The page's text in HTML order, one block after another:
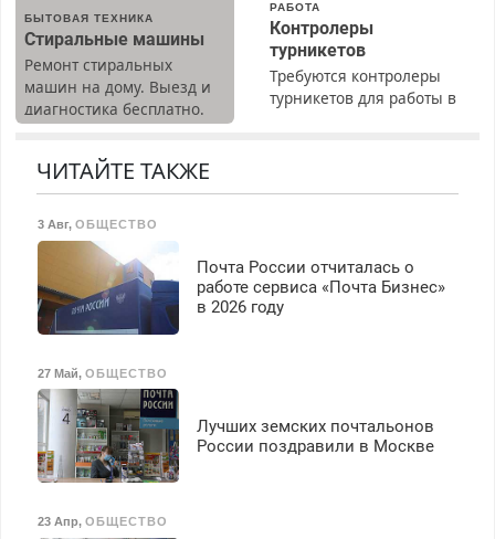
БЫТОВАЯ ТЕХНИКА
Стиральные машины
Ремонт стиральных
машин на дому. Выезд и
диагностика бесплатно.
РАБОТА
Контролеры
турникетов
Требуются контролеры
турникетов для работы в
Ежемесячно
выплачивается денежная
премия. Возможно
безопасности с з/п до
125000 руб.
ЧИТАЙТЕ ТАКЖЕ
3 Авг, ОБЩЕСТВО
Почта России отчиталась о
работе сервиса «Почта Бизнес»
в 2026 году
27 Май, ОБЩЕСТВО
Лучших земских почтальонов
России поздравили в Москве
23 Апр, ОБЩЕСТВО